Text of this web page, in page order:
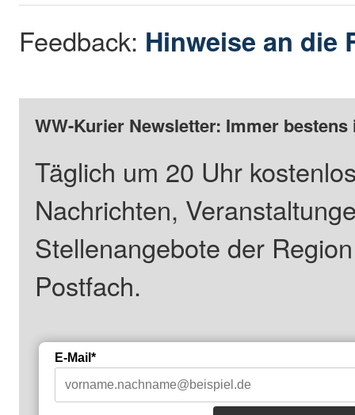
Feedback: Hinweise an die
WW-Kurier Newsletter: Immer
Täglich um 20 Uhr
Nachrichten,
Stellenangebote der
Postfach.
E-Mail*